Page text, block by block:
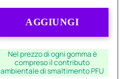
AGGIUNGI
Nel prezzo di ogni gomma è
compreso il contributo
ambientale di smaltimento PFU